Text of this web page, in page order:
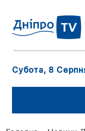
Субота, 8